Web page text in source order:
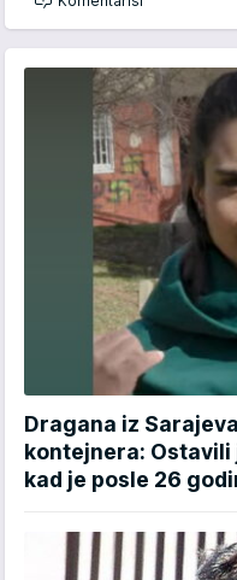
Dragana iz
kontejnera: Ostavili
kad je posle 26